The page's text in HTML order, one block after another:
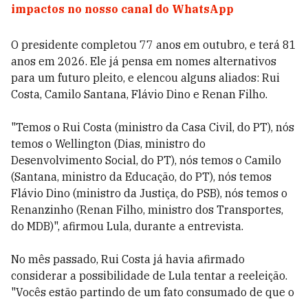
impactos no nosso canal do WhatsApp
O presidente completou 77 anos em outubro, e terá 81
anos em 2026. Ele já pensa em nomes alternativos
para um futuro pleito, e elencou alguns aliados: Rui
Costa, Camilo Santana, Flávio Dino e Renan Filho.
"Temos o Rui Costa (ministro da Casa Civil, do PT), nós
temos o Wellington (Dias, ministro do
Desenvolvimento Social, do PT), nós temos o Camilo
(Santana, ministro da Educação, do PT), nós temos
Flávio Dino (ministro da Justiça, do PSB), nós temos o
Renanzinho (Renan Filho, ministro dos Transportes,
do MDB)", afirmou Lula, durante a entrevista.
No mês passado, Rui Costa já havia afirmado
considerar a possibilidade de Lula tentar a reeleição.
"Vocês estão partindo de um fato consumado de que o